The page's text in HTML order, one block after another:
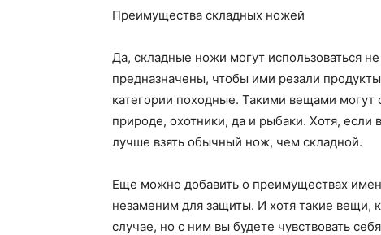
Преимущества складных ножей
Да, складные ножи могут использоваться
предназначены, чтобы ими резали
категории походные. Такими вещами могут
природе, охотники, да и рыбаки. Хотя,
лучше взять обычный нож, чем складной.
Еще можно добавить о преимуществах
незаменим для защиты. И хотя такие вещи,
случае, но с ним вы будете чувствовать